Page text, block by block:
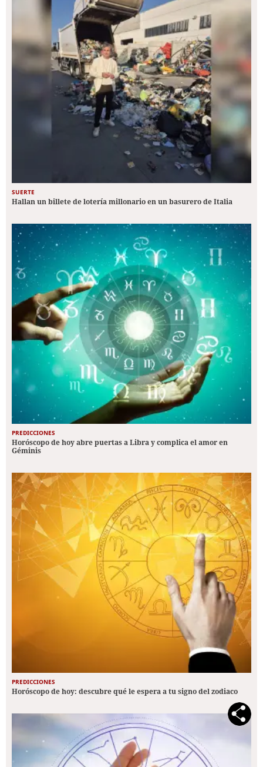
SUERTE
Hallan un billete de lotería millonario en un basurero de Italia
PREDICCIONES
Horóscopo de hoy abre puertas a Libra y complica el amor en
Géminis
PREDICCIONES
Horóscopo de hoy: descubre qué le espera a tu signo del zodiaco